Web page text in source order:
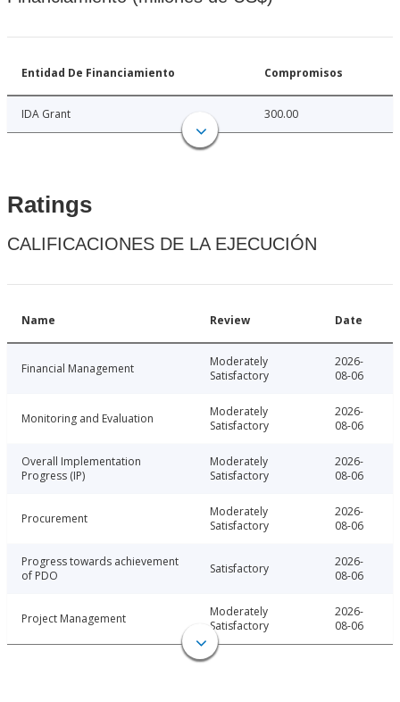
Entidad De Financiamiento Compromisos
IDA Grant 300.00
Ratings
CALIFICACIONES DE LA EJECUCIÓN
Name Review Date
Financial Management
Moderately
Satisfactory
2026-
08-06
Monitoring and Evaluation
Moderately
Satisfactory
2026-
08-06
Overall Implementation
Progress (IP)
Moderately
Satisfactory
2026-
08-06
Procurement
Moderately
Satisfactory
2026-
08-06
Progress towards achievement
of PDO
Satisfactory
2026-
08-06
Project Management
Moderately
Satisfactory
2026-
08-06